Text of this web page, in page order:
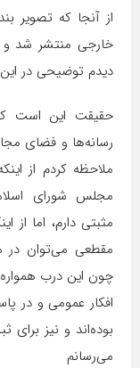
از آنجا که تصویر
خارجی منتشر شد و
دیدم توضیحی در این
حقیقت این است
رسانه‌ها و فضای
ملاحظه کردم از
مجلس شورای
مثبتی دارم، اما
مقطعی می‌توان در
چون این درب همواره
افکار عمومی و در
بوده‌اند و نیز برای
می‌رسانم